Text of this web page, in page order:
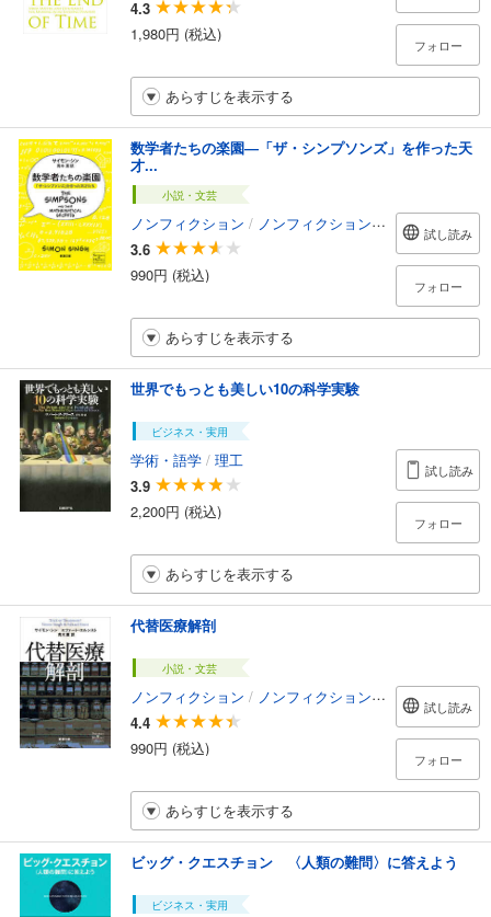
4.3
1,980円 (税込)
フォロー
あらすじを表示する
数学者たちの楽園―「ザ・シンプソンズ」を作った天
才...
小説・文芸
ノンフィクション / ノンフィクション・ドキュメンタリー
3.6
990円 (税込)
試し読み
フォロー
あらすじを表示する
世界でもっとも美しい10の科学実験
ビジネス・実用
学術・語学 / 理工
3.9
2,200円 (税込)
試し読み
フォロー
あらすじを表示する
代替医療解剖
小説・文芸
ノンフィクション / ノンフィクション・ドキュメンタリー
4.4
990円 (税込)
試し読み
フォロー
あらすじを表示する
ビッグ・クエスチョン 〈人類の難問〉に答えよう
ビジネス・実用